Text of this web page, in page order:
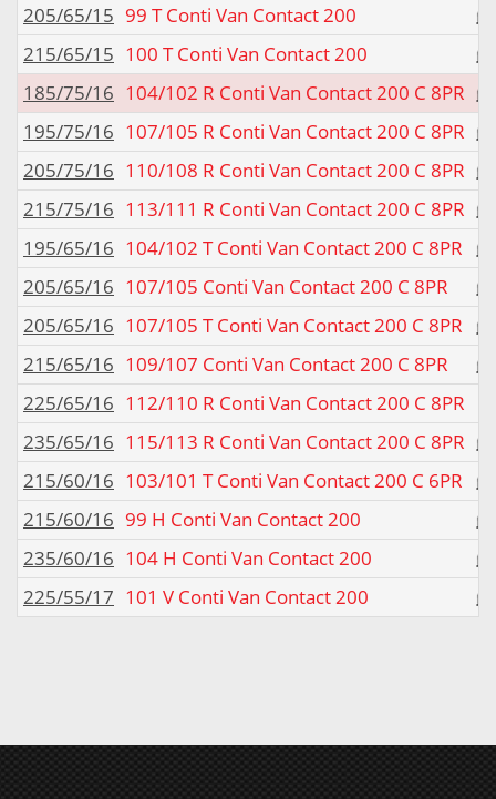
205/65/15 99 T Conti Van Contact 200
215/65/15 100 T Conti Van Contact 200
185/75/16 104/102 R Conti Van Contact 200 C 8PR
195/75/16 107/105 R Conti Van Contact 200 C 8PR
205/75/16 110/108 R Conti Van Contact 200 C 8PR
215/75/16 113/111 R Conti Van Contact 200 C 8PR
195/65/16 104/102 T Conti Van Contact 200 C 8PR
205/65/16 107/105 Conti Van Contact 200 C 8PR
205/65/16 107/105 T Conti Van Contact 200 C 8PR
215/65/16 109/107 Conti Van Contact 200 C 8PR
225/65/16 112/110 R Conti Van Contact 200 C 8PR
235/65/16 115/113 R Conti Van Contact 200 C 8PR
215/60/16 103/101 T Conti Van Contact 200 C 6PR
215/60/16 99 H Conti Van Contact 200
235/60/16 104 H Conti Van Contact 200
225/55/17 101 V Conti Van Contact 200